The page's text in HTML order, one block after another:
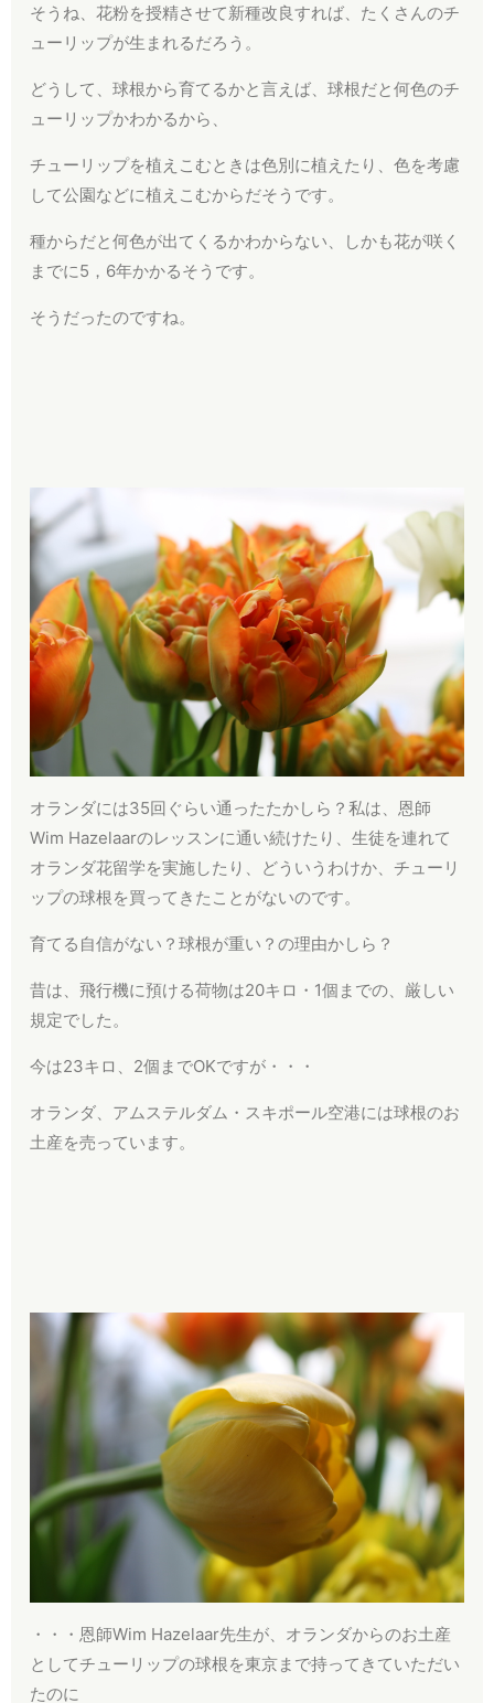
そうね、花粉を授精させて新種改良すれば、たくさんのチ
ューリップが生まれるだろう。
どうして、球根から育てるかと言えば、球根だと何色のチ
ューリップかわかるから、
チューリップを植えこむときは色別に植えたり、色を考慮
して公園などに植えこむからだそうです。
種からだと何色が出てくるかわからない、しかも花が咲く
までに5，6年かかるそうです。
そうだったのですね。
オランダには35回ぐらい通ったたかしら？私は、恩師
Wim Hazelaarのレッスンに通い続けたり、生徒を連れて
オランダ花留学を実施したり、どういうわけか、チューリ
ップの球根を買ってきたことがないのです。
育てる自信がない？球根が重い？の理由かしら？
昔は、飛行機に預ける荷物は20キロ・1個までの、厳しい
規定でした。
今は23キロ、2個までOKですが・・・
オランダ、アムステルダム・スキポール空港には球根のお
土産を売っています。
・・・恩師Wim Hazelaar先生が、オランダからのお土産
としてチューリップの球根を東京まで持ってきていただい
たのに